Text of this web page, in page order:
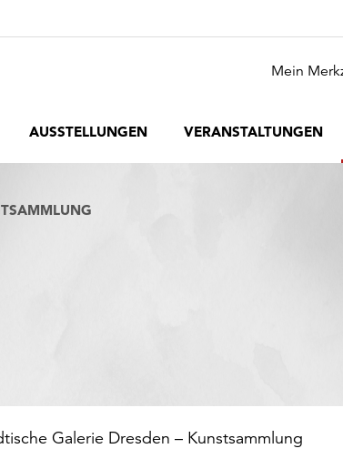
Mein
AUSSTELLUNGEN VERANSTALTUNGEN
Galerie Dresden – Kunstsammlung